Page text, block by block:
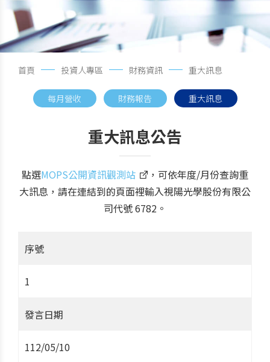
首頁 投資人專區 財務資訊 重大訊息
每月營收 財務報告 重大訊息
重大訊息公告
點選MOPS公開資訊觀測站
，可依年度/月份查詢重
大訊息，請在連結到的頁面裡輸入視陽光學股份有限公
司代號 6782。
序號
1
發言日期
112/05/10